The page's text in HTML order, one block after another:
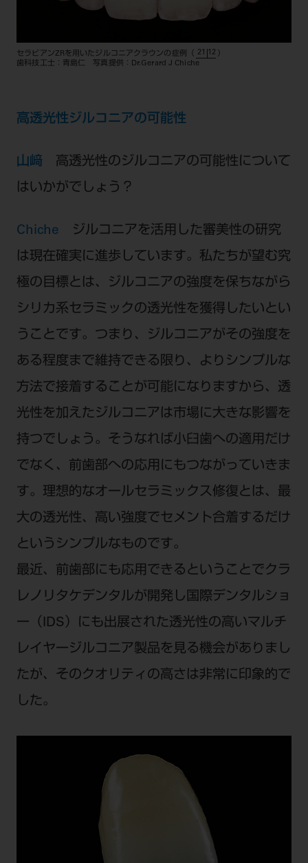
セラビアンZRを用いたジルコニアクラウンの症例（ 21 12 ）
歯科技工士：青島仁 写真提供：Dr.Gerard J Chiche
高透光性ジルコニアの可能性
山﨑
高透光性のジルコニアの可能性について
はいかがでしょう？
Chiche
ジルコニアを活用した審美性の研究
は現在確実に進歩しています。私たちが望む究
極の目標とは、ジルコニアの強度を保ちながら
シリカ系セラミックの透光性を獲得したいとい
うことです。つまり、ジルコニアがその強度を
ある程度まで維持できる限り、よりシンプルな
方法で接着することが可能になりますから、透
光性を加えたジルコニアは市場に大きな影響を
持つでしょう。そうなれば小臼歯への適用だけ
でなく、前歯部への応用にもつながっていきま
す。理想的なオールセラミックス修復とは、最
大の透光性、高い強度でセメント合着するだけ
というシンプルなものです。
最近、前歯部にも応用できるということでクラ
レノリタケデンタルが開発し国際デンタルショ
ー（IDS）にも出展された透光性の高いマルチ
レイヤージルコニア製品を見る機会がありまし
たが、そのクオリティの高さは非常に印象的で
した。